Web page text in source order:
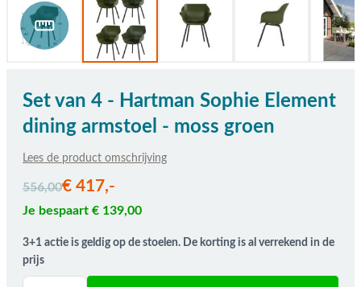
Set van 4 - Hartman Sophie Element
dining armstoel - moss groen
Lees de product omschrijving
556,00€ 417,-
Je bespaart € 139,00
3+1 actie is geldig op de stoelen. De korting is al verrekend in de
prijs